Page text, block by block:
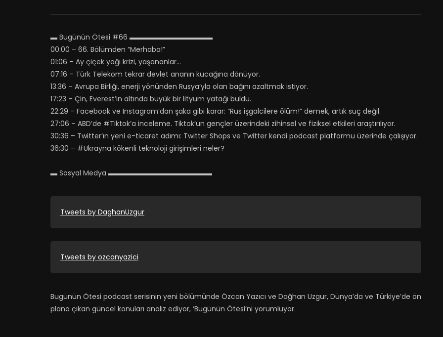
▬ Bugünün Ötesi #66 ▬▬▬▬▬▬▬▬▬▬▬▬
00:00 – 66. Bölümden “Merhaba!”
01:06 – Ay çiçek yağı krizi, yaşananlar…
07:16 – Türk Telekom tekrar devlet ananın kucağına dönüyor.
13:36 – Avrupa Birliği, enerji yönünden Rusya’yla olan bağını azaltmak istiyor.
17:23 – Çin, Everest’in altında büyük bir lityum yatağı buldu.
22:29 – Facebook ve Instagram’dan şaka gibi karar: “Rus işgalcilere ölüm!” demek, artık suç değil.
27:06 – ABD’de #Tiktok’a inceleme. Tiktok’un gençler üzerindeki zihinsel ve fiziksel etkileri araştırılıyor.
30:36 – Twitter’ın yeni e-ticaret adımı: Twitter Shops ve Twitter kendi podcast platformu üzerinde çalışıyor.
36:30 – #Ukrayna kökenli teknoloji girişimleri neler?
▬ Sosyal Medya ▬▬▬▬▬▬▬▬▬▬▬▬▬▬▬
Tweets by DaghanUzgur
Tweets by ozcanyazici
Bugünün Ötesi podcast​ serisinin yeni bölümünde Özcan Yazıcı ve Dağhan Uzgur, Dünya’da ve Türkiye’de ön
plana çıkan güncel konuları analiz ediyor, ‘Bugünün Ötesi’ni yorumluyor.